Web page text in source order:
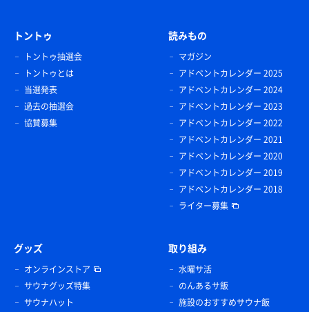
トントゥ
トントゥ抽選会
トントゥとは
当選発表
過去の抽選会
協賛募集
読みもの
マガジン
アドベントカレンダー 2025
アドベントカレンダー 2024
アドベントカレンダー 2023
アドベントカレンダー 2022
アドベントカレンダー 2021
アドベントカレンダー 2020
アドベントカレンダー 2019
アドベントカレンダー 2018
ライター募集
グッズ
オンラインストア
サウナグッズ特集
サウナハット
取り組み
水曜サ活
のんあるサ飯
施設のおすすめサウナ飯